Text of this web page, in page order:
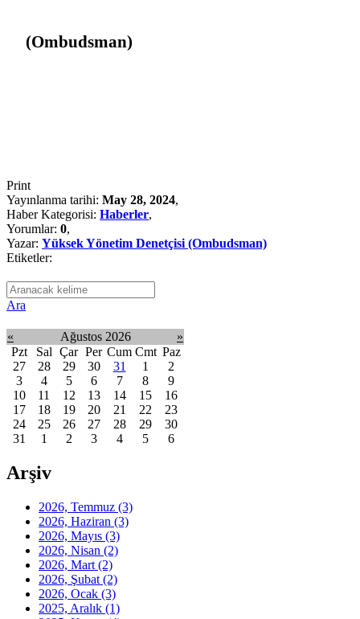
(Ombudsman)
Print
Yayınlanma tarihi: May 28, 2024,
Haber Kategorisi: Haberler,
Yorumlar: 0,
Yazar: Yüksek Yönetim Denetçisi (Ombudsman)
Etiketler:
Ara
« Ağustos 2026
»
Pzt
Sal Çar Per Cum Cmt Paz
27
28 29 30 31 1
2
3
4 5 6 7 8
9
10
11 12 13 14 15
16
17
18 19 20 21 22
23
24
25 26 27 28 29
30
31
1 2 3 4 5 6
Arşiv
2026, Temmuz (3)
2026, Haziran (3)
2026, Mayıs (3)
2026, Nisan (2)
2026, Mart (2)
2026, Şubat (2)
2026, Ocak (3)
2025, Aralık (1)